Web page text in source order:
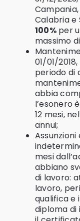
Calabria e
100%per
massimo
01/01/
periodo di
abbia
l’esonero è
12 mesi,
annui;
mesi
abbiano
di lavoro:
lavoro,
qualifica e
diploma di